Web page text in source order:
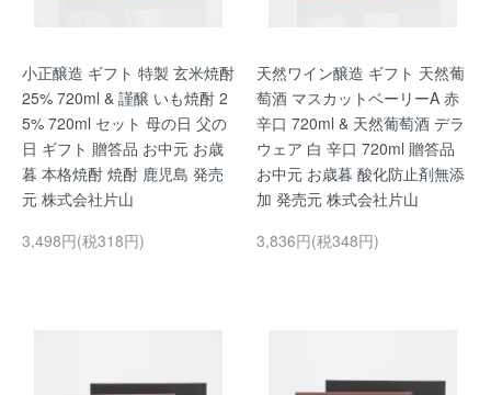
小正醸造 ギフト 特製 玄米焼酎
25% 720ml & 謹醸 いも焼酎 2
5% 720ml セット 母の日 父の
日 ギフト 贈答品 お中元 お歳
暮 本格焼酎 焼酎 鹿児島 発売
元 株式会社片山
3,498円(税318円)
天然ワイン醸造 ギフト 天然葡
萄酒 マスカットベーリーA 赤
辛口 720ml & 天然葡萄酒 デラ
ウェア 白 辛口 720ml 贈答品
お中元 お歳暮 酸化防止剤無添
加 発売元 株式会社片山
3,836円(税348円)